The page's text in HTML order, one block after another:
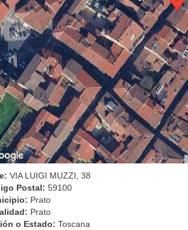
VIA LUIGI MUZZI, 38
Postal: 59100
Prato
Prato
o Estado: Toscana